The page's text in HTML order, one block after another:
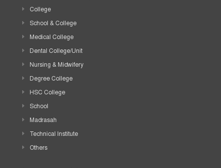
College
School & College
Medical College
Dental College/Unit
Nursing & Midwifery
Degree College
HSC College
School
Madrasah
Technical Institute
Others